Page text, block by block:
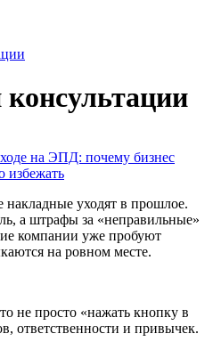
на ЭПД: почему бизнес
избежать
уходят в прошлое.
а штрафы за «неправильные»
компании уже пробуют
на ровном месте.
не просто «нажать кнопку в
ответственности и привычек.